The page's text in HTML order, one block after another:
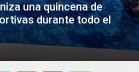
una quincena de
durante todo el